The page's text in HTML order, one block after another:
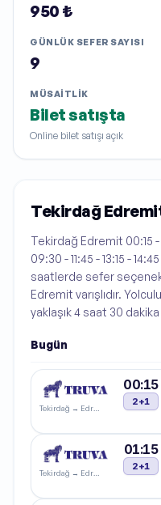
950 ₺
GÜNLÜK SEFER SAYISI
9
MÜSAITLIK
Bilet satışta
Online bilet satışı açık
Tekirdağ
Tekirdağ Edremit 00:15 -
09:30 - 11:45 - 13:15 -
saatlerde sefer
Edremit varışlıdır.
yaklaşık 4 saat 30
Bugün
Tekirdağ → Edremit
00:15
2+1
Tekirdağ → Edremit
01:15
2+1